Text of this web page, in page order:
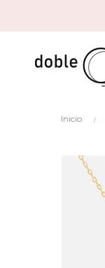
Inicio